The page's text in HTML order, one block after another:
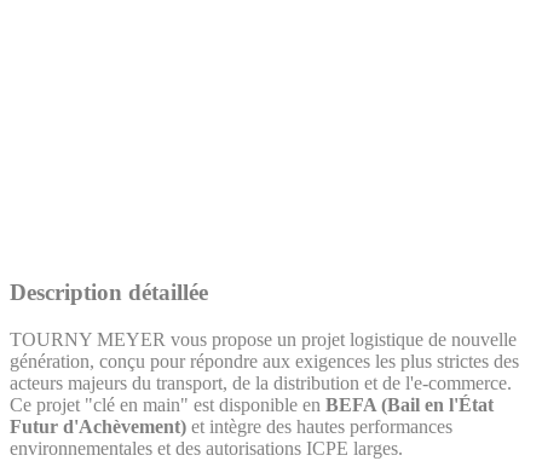
Description détaillée
TOURNY MEYER vous propose un projet logistique de nouvelle
génération, conçu pour répondre aux exigences les plus strictes des
acteurs majeurs du transport, de la distribution et de l'e-commerce.
Ce projet "clé en main" est disponible en BEFA (Bail en l'État
Futur d'Achèvement) et intègre des hautes performances
environnementales et des autorisations ICPE larges.